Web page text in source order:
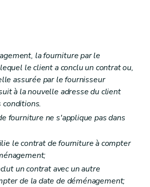
la fourniture par le
le client a conclu un contrat ou,
assurée par le fournisseur
à la nouvelle adresse du client
fourniture ne s'applique pas dans
le contrat de fourniture à compter
un contrat avec un autre
de la date de déménagement;